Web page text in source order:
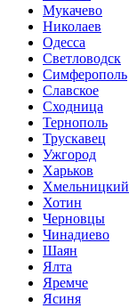
Мукачево
Николаев
Одесса
Светловодск
Симферополь
Славское
Сходница
Тернополь
Трускавец
Ужгород
Харьков
Хмельницкий
Хотин
Черновцы
Чинадиево
Шаян
Ялта
Яремче
Ясиня